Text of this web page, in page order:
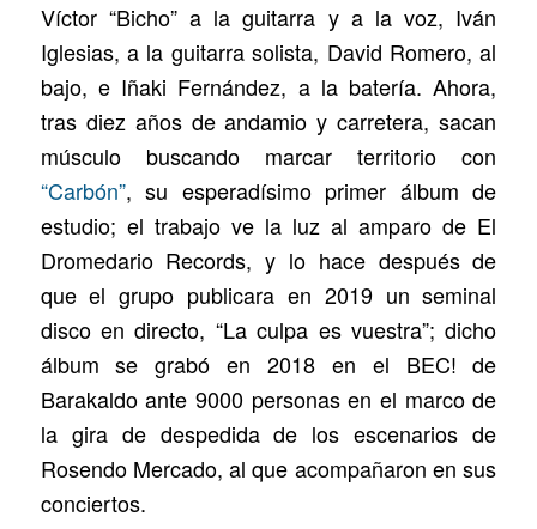
Víctor “Bicho” a la guitarra y a la voz, Iván
Iglesias, a la guitarra solista, David Romero, al
bajo, e Iñaki Fernández, a la batería. Ahora,
tras diez años de andamio y carretera, sacan
músculo buscando marcar territorio con
“Carbón”, su esperadísimo primer álbum de
estudio; el trabajo ve la luz al amparo de El
Dromedario Records, y lo hace después de
que el grupo publicara en 2019 un seminal
disco en directo, “La culpa es vuestra”; dicho
álbum se grabó en 2018 en el BEC! de
Barakaldo ante 9000 personas en el marco de
la gira de despedida de los escenarios de
Rosendo Mercado, al que acompañaron en sus
conciertos.